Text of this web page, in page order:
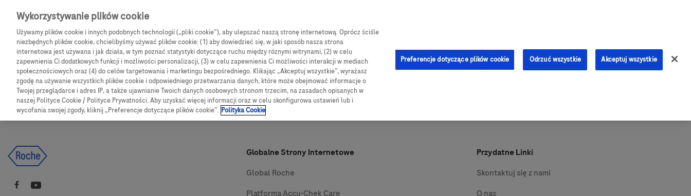
Skip to main content
CGM Produkty Blog Obsługa i pomoc Kontakt
Products Articles
We are sorry, but no results were found for:
Globalne Strony Internetowe
Global Roche
Platforma Accu-Chek Care
Przydatne Linki
Skontaktuj się z nami
O nas
Wykorzystywanie plików cookie
Używamy plików cookie i innych podobnych technologii („pliki cookie”), aby ulepszać naszą stronę internetową. Oprócz ściśle
niezbędnych plików cookie, chcielibyśmy używać plików cookie: (1) aby dowiedzieć się, w jaki sposób nasza strona
internetowa jest używana i jak działa, w tym poznać statystyki dotyczące ruchu między róznymi witrynami, (2) w celu
zapewnienia Ci dodatkowych funkcji i możliwości personalizacji, (3) w celu zapewnienia Ci możliwości interakcji w mediach
społecznościowych oraz (4) do celów targetowania i marketingu bezpośredniego. Klikając „Akceptuj wszystkie”, wyrażasz
zgodę na używanie wszystkich plików cookie i odpowiedniego przetwarzania danych, które może obejmować informacje o
Twojej przeglądarce i adres IP, a także ujawnianie Twoich danych osobowych stronom trzecim, na zasadach opisanych w
naszej Polityce Cookie / Polityce Prywatności. Aby uzyskać więcej informacji oraz w celu skonfigurowa ustawień lub i
wycofania swojej zgody, kliknij „Preferencje dotyczące plików cookie”. Polityka Cookie
Preferencje dotyczące plików cookie Odrzuć wszystkie Akceptuj wszystkie